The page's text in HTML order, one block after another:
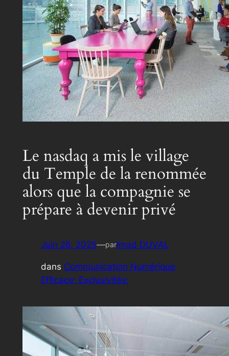
Le nasdaq a mis le village
du Temple de la renommée
alors que la compagnie se
prépare à devenir privé
Juin 26, 2025—parImad DUVAL
dans Communication Numérique
Efficace; Exclusivités: